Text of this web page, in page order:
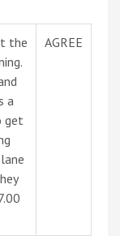
the
a
get
AGREE